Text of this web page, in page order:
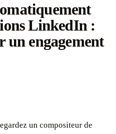
LinkedIn :
un engagement
un compositeur de